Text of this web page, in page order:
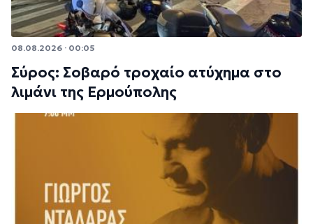
08.08.2026 · 00:05
Σύρος: Σοβαρό τροχαίο ατύχημα στο
λιμάνι της Ερμούπολης